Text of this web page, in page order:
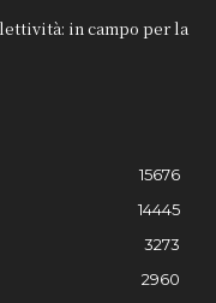
in campo per la
15676
14445
3273
2960